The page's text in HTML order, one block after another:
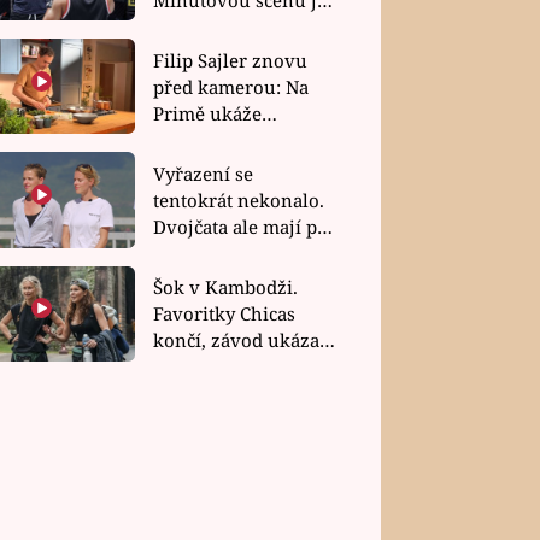
Filip Sajler znovu
před kamerou: Na
Primě ukáže
rychlé recepty
Vyřazení se
tentokrát nekonalo.
Dvojčata ale mají po
závodu nůž na krku
Šok v Kambodži.
Favoritky Chicas
končí, závod ukázal